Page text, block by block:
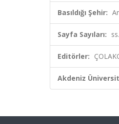
Basıldığı Şehir:
Sayfa Sayıları:
Editörler:
Akdeniz